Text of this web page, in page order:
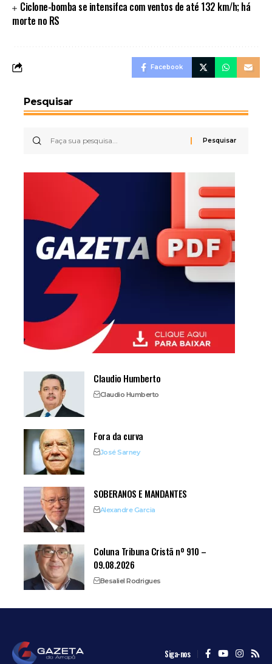
Ciclone-bomba se intensifca com ventos de até 132 km/h; há
morte no RS
Facebook
Pesquisar
Claudio Humberto
Claudio Humberto
Fora da curva
José Sarney
SOBERANOS E MANDANTES
Alexandre Garcia
Coluna Tribuna Cristã nº 910 –
09.08.2026
Besaliel Rodrigues
Siga-nos